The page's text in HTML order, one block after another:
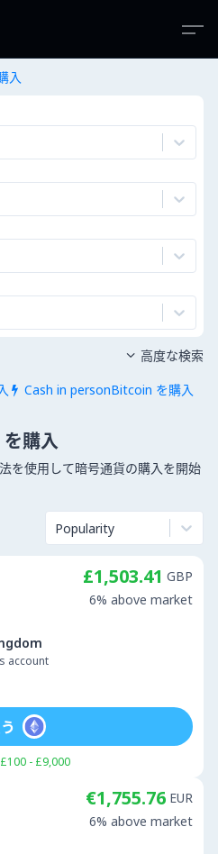
入
 Cash in personBitcoin を購入
 高度な検索
購入
を使用して暗号通貨の購入を開始
Popularity
account
£1,503.41 GBP
6% above market
£100 - £9,000
€1,755.76 EUR
6% above market